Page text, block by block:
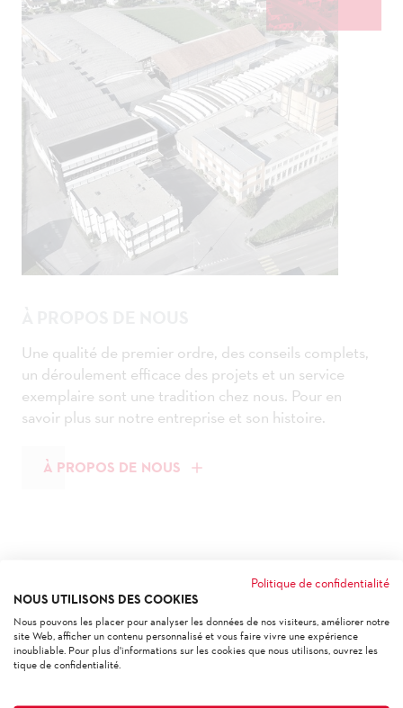
Une qualité de premier ordre, des conseils complets,
un déroulement efficace des projets et un service
exemplaire sont une tradition chez nous. Pour en
savoir plus sur notre entreprise et son histoire.
À PROPOS DE NOUS
PRODUCTION
dans nos halles d'une surface totale de 13'000 m2.
Politique de confidentialité
NOUS UTILISONS DES COOKIES
Nous pouvons les placer pour analyser les données de nos visiteurs, améliorer notre
site Web, afficher un contenu personnalisé et vous faire vivre une expérience
inoubliable. Pour plus d'informations sur les cookies que nous utilisons, ouvrez les
tique de confidentialité.